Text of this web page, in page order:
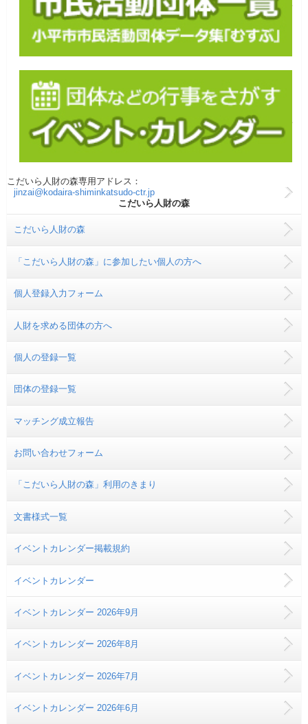
こだいら人財の森専用アドレス：
jinzai@kodaira-shiminkatsudo-ctr.jp
こだいら人財の森
こだいら人財の森
「こだいら人財の森」に参加したい個人の方へ
個人登録入力フォーム
人財を求める団体の方へ
個人の登録一覧
団体の登録一覧
マッチング成立報告
お問い合わせフォーム
「こだいら人財の森」利用のきまり
文書様式一覧
イベントカレンダー掲載規約
イベントカレンダー
イベントカレンダー 2026年9月
イベントカレンダー 2026年8月
イベントカレンダー 2026年7月
イベントカレンダー 2026年6月